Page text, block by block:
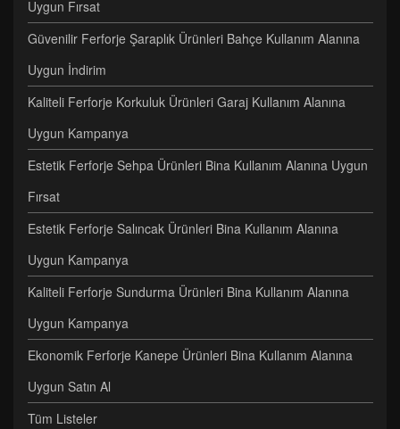
Uygun Fırsat
Güvenilir Ferforje Şaraplık Ürünleri Bahçe Kullanım Alanına
Uygun İndirim
Kaliteli Ferforje Korkuluk Ürünleri Garaj Kullanım Alanına
Uygun Kampanya
Estetik Ferforje Sehpa Ürünleri Bina Kullanım Alanına Uygun
Fırsat
Estetik Ferforje Salıncak Ürünleri Bina Kullanım Alanına
Uygun Kampanya
Kaliteli Ferforje Sundurma Ürünleri Bina Kullanım Alanına
Uygun Kampanya
Ekonomik Ferforje Kanepe Ürünleri Bina Kullanım Alanına
Uygun Satın Al
Tüm Listeler